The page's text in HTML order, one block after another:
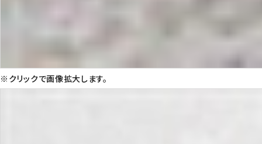
※クリックで画像拡大します。